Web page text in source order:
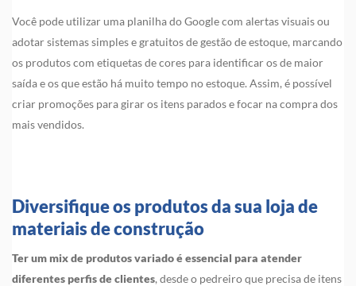
Você pode utilizar uma planilha do Google com alertas visuais ou
adotar sistemas simples e gratuitos de gestão de estoque, marcando
os produtos com etiquetas de cores para identificar os de maior
saída e os que estão há muito tempo no estoque. Assim, é possível
criar promoções para girar os itens parados e focar na compra dos
mais vendidos.
Diversifique os produtos da sua loja de
materiais de construção
Ter um mix de produtos variado é essencial para atender
diferentes perfis de clientes, desde o pedreiro que precisa de itens